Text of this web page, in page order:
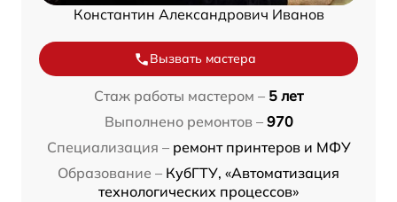
Константин Александрович Иванов
Вызвать мастера
Стаж работы мастером – 5 лет
Выполнено ремонтов – 970
Специализация – ремонт принтеров и МФУ
Образование – КубГТУ, «Автоматизация
технологических процессов»